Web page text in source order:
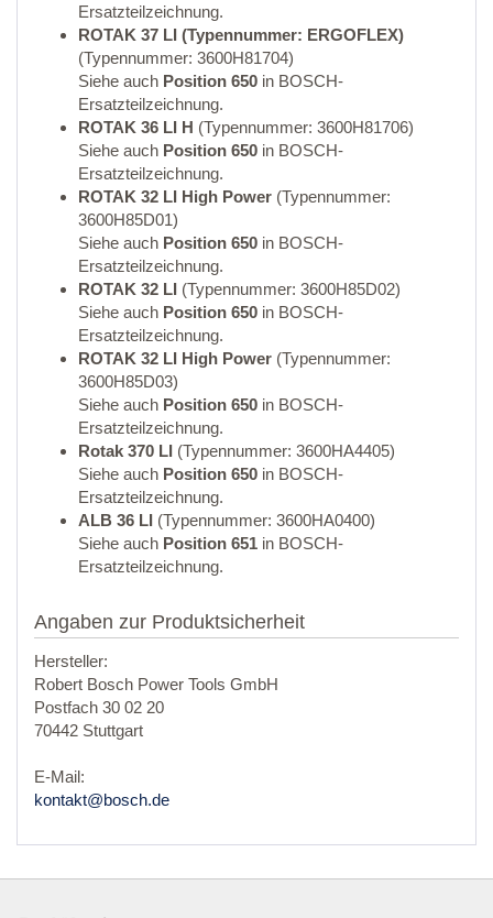
Ersatzteilzeichnung.
ROTAK 37 LI (Typennummer: ERGOFLEX)
(Typennummer: 3600H81704)
Siehe auch Position 650 in BOSCH-
Ersatzteilzeichnung.
ROTAK 36 LI H (Typennummer: 3600H81706)
Siehe auch Position 650 in BOSCH-
Ersatzteilzeichnung.
ROTAK 32 LI High Power (Typennummer:
3600H85D01)
Siehe auch Position 650 in BOSCH-
Ersatzteilzeichnung.
ROTAK 32 LI (Typennummer: 3600H85D02)
Siehe auch Position 650 in BOSCH-
Ersatzteilzeichnung.
ROTAK 32 LI High Power (Typennummer:
3600H85D03)
Siehe auch Position 650 in BOSCH-
Ersatzteilzeichnung.
Rotak 370 LI (Typennummer: 3600HA4405)
Siehe auch Position 650 in BOSCH-
Ersatzteilzeichnung.
ALB 36 LI (Typennummer: 3600HA0400)
Siehe auch Position 651 in BOSCH-
Ersatzteilzeichnung.
Angaben zur Produktsicherheit
Hersteller:
Robert Bosch Power Tools GmbH
Postfach 30 02 20
70442 Stuttgart
E-Mail:
kontakt@bosch.de